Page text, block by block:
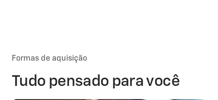
Formas de aquisição
Tudo pensado para você